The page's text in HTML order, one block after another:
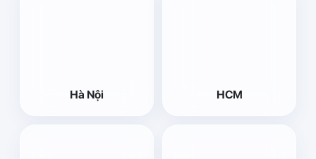
Hà Nội HCM